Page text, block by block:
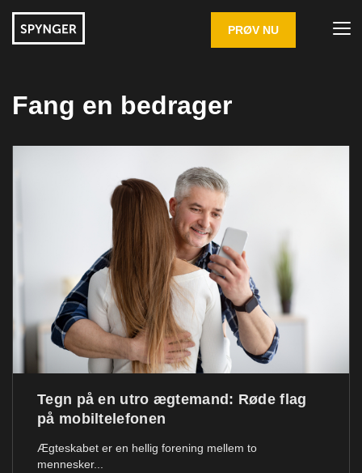
PRØV NU
Fang en bedrager
Tegn på en utro ægtemand: Røde flag
på mobiltelefonen
Ægteskabet er en hellig forening mellem to
mennesker...